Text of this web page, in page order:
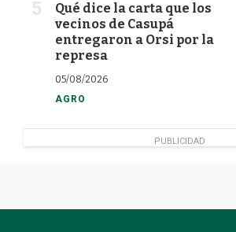
Qué dice la carta que los
vecinos de Casupá
entregaron a Orsi por la
represa
05/08/2026
AGRO
PUBLICIDAD